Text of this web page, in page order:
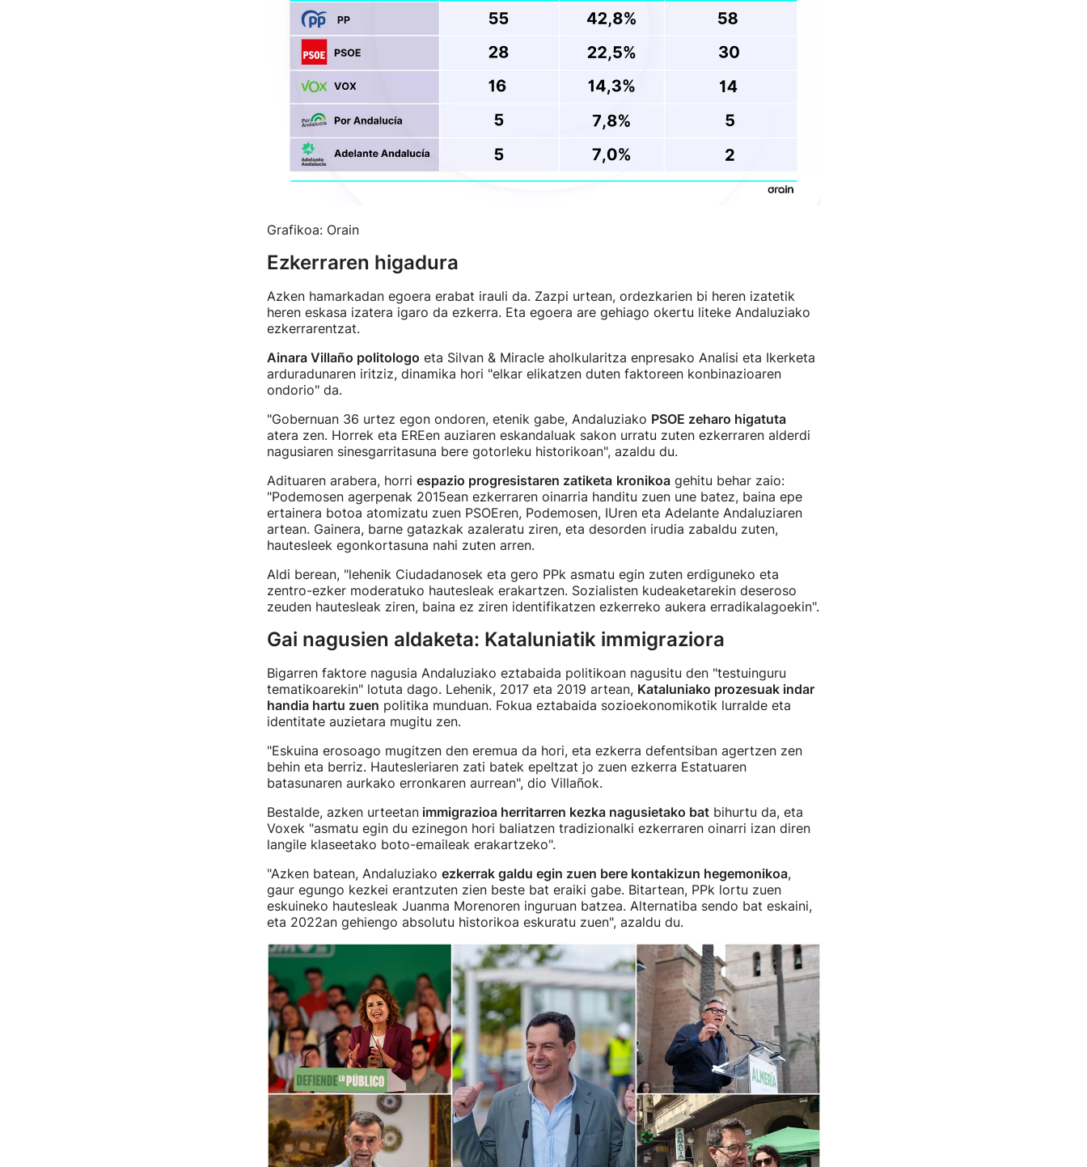
Grafikoa: Orain
Ezkerraren higadura
Azken hamarkadan egoera erabat irauli da. Zazpi urtean, ordezkarien bi heren izatetik
heren eskasa izatera igaro da ezkerra. Eta egoera are gehiago okertu liteke Andaluziako
ezkerrarentzat.
Ainara Villaño politologo eta Silvan & Miracle aholkularitza enpresako Analisi eta Ikerketa
arduradunaren iritziz, dinamika hori "elkar elikatzen duten faktoreen konbinazioaren
ondorio" da.
"Gobernuan 36 urtez egon ondoren, etenik gabe, Andaluziako PSOE zeharo higatuta
atera zen. Horrek eta EREen auziaren eskandaluak sakon urratu zuten ezkerraren alderdi
nagusiaren sinesgarritasuna bere gotorleku historikoan", azaldu du.
Adituaren arabera, horri espazio progresistaren zatiketa kronikoagehitu behar zaio:
"Podemosen agerpenak 2015ean ezkerraren oinarria handitu zuen une batez, baina epe
ertainera botoa atomizatu zuen PSOEren, Podemosen, IUren eta Adelante Andaluziaren
artean. Gainera, barne gatazkak azaleratu ziren, eta desorden irudia zabaldu zuten,
hautesleek egonkortasuna nahi zuten arren.
Aldi berean, "lehenik Ciudadanosek eta gero PPk asmatu egin zuten erdiguneko eta
zentro-ezker moderatuko hautesleak erakartzen. Sozialisten kudeaketarekin deseroso
zeuden hautesleak ziren, baina ez ziren identifikatzen ezkerreko aukera erradikalagoekin".
Gai nagusien aldaketa: Kataluniatik immigraziora
Bigarren faktore nagusia Andaluziako eztabaida politikoan nagusitu den "testuinguru
tematikoarekin" lotuta dago. Lehenik, 2017 eta 2019 artean, Kataluniako prozesuak indar
handia hartu zuen politika munduan. Fokua eztabaida sozioekonomikotik lurralde eta
identitate auzietara mugitu zen.
"Eskuina erosoago mugitzen den eremua da hori, eta ezkerra defentsiban agertzen zen
behin eta berriz. Hautesleriaren zati batek epeltzat jo zuen ezkerra Estatuaren
batasunaren aurkako erronkaren aurrean", dio Villañok.
Bestalde, azken urteetanimmigrazioa herritarren kezka nagusietako batbihurtu da, eta
Voxek "asmatu egin du ezinegon hori baliatzen tradizionalki ezkerraren oinarri izan diren
langile klaseetako boto-emaileak erakartzeko".
"Azken batean, Andaluziako ezkerrak galdu egin zuen bere kontakizun hegemonikoa,
gaur egungo kezkei erantzuten zien beste bat eraiki gabe. Bitartean, PPk lortu zuen
eskuineko hautesleak Juanma Morenoren inguruan batzea. Alternatiba sendo bat eskaini,
eta 2022an gehiengo absolutu historikoa eskuratu zuen", azaldu du.